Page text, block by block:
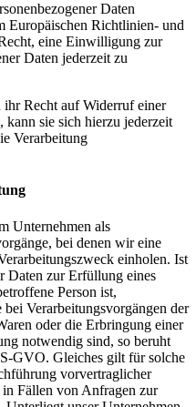
Daten
Europäischen Richtlinien- und
eine Einwilligung zur
Daten jederzeit zu
ihr Recht auf Widerruf einer
sie sich hierzu jederzeit
Verarbeitung
Unternehmen als
bei denen wir eine
einholen. Ist
Daten zur Erfüllung eines
Person ist,
Verarbeitungsvorgängen der
oder die Erbringung einer
notwendig sind, so beruht
GVO. Gleiches gilt für solche
vorvertraglicher
Fällen von Anfragen zur